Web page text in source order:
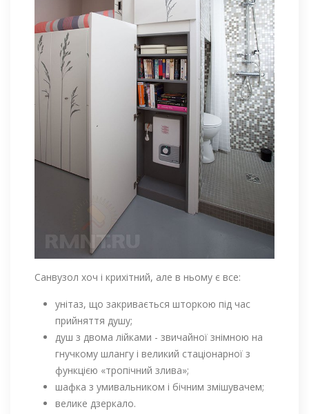
Санвузол хоч і крихітний, але в ньому є все:
унітаз, що закривається шторкою під час
прийняття душу;
душ з двома лійками - звичайної знімною на
гнучкому шлангу і великий стаціонарної з
функцією «тропічний злива»;
шафка з умивальником і бічним змішувачем;
велике дзеркало.